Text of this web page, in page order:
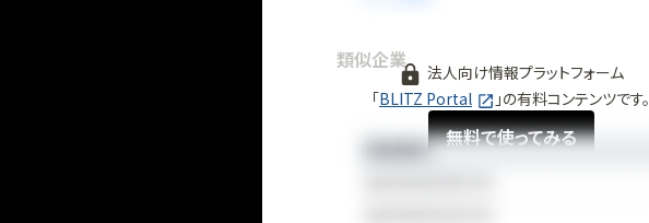
法人向け情報プラットフォーム
「BLITZ Portal 」の有料コンテンツです。
無料で使ってみる
類似企業